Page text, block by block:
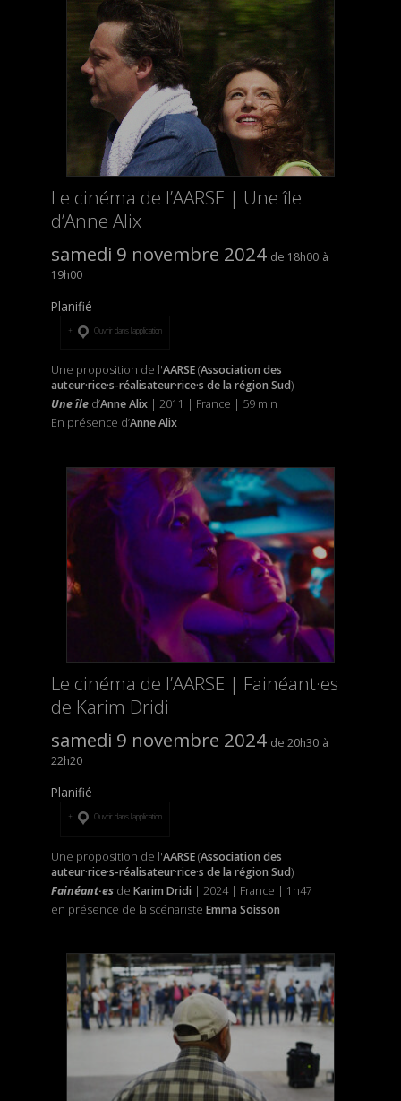
Le cinéma de l’AARSE | Une île
d’Anne Alix
samedi 9 novembre 2024
18h00
19h00
Planifié
Ouvrir dans l’application
Une proposition de l'AARSE(Association des
auteur·rice·s-réalisateur·rice·s de la région Sud)
Une îled’Anne Alix| 2011 | France | 59 min
En présence d’Anne Alix
Le cinéma de l’AARSE | Fainéant·es
de Karim Dridi
samedi 9 novembre 2024
20h30
22h20
Planifié
Ouvrir dans l’application
Une proposition de l'AARSE(Association des
auteur·rice·s-réalisateur·rice·s de la région Sud)
Fainéant·esde Karim Dridi| 2024 | France | 1h47
en présence de la scénariste Emma Soisson